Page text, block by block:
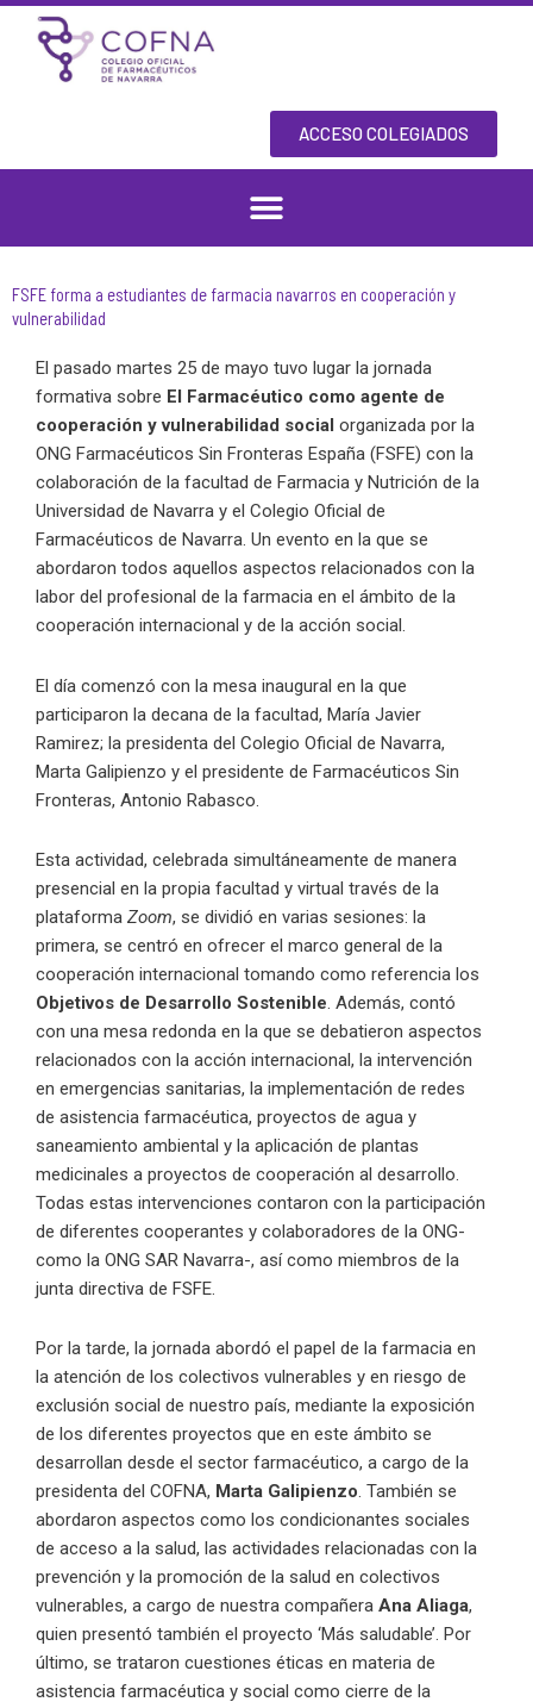
Skip
content
ACCESO COLEGIADOS
FSFE forma a estudiantes de farmacia navarros en cooperación y
vulnerabilidad
El pasado martes 25 de mayo tuvo lugar la jornada
formativa sobre El Farmacéutico como agente de
cooperación y vulnerabilidad social organizada por la
ONG Farmacéuticos Sin Fronteras España (FSFE) con la
colaboración de la facultad de Farmacia y Nutrición de la
Universidad de Navarra y el Colegio Oficial de
Farmacéuticos de Navarra. Un evento en la que se
abordaron todos aquellos aspectos relacionados con la
labor del profesional de la farmacia en el ámbito de la
cooperación internacional y de la acción social.
El día comenzó con la mesa inaugural en la que
participaron la decana de la facultad, María Javier
Ramirez; la presidenta del Colegio Oficial de Navarra,
Marta Galipienzo y el presidente de Farmacéuticos Sin
Fronteras, Antonio Rabasco.
Esta actividad, celebrada simultáneamente de manera
presencial en la propia facultad y virtual través de la
plataforma Zoom, se dividió en varias sesiones: la
primera, se centró en ofrecer el marco general de la
cooperación internacional tomando como referencia los
Objetivos de Desarrollo Sostenible. Además, contó
con una mesa redonda en la que se debatieron aspectos
relacionados con la acción internacional, la intervención
en emergencias sanitarias, la implementación de redes
de asistencia farmacéutica, proyectos de agua y
saneamiento ambiental y la aplicación de plantas
medicinales a proyectos de cooperación al desarrollo.
Todas estas intervenciones contaron con la participación
de diferentes cooperantes y colaboradores de la ONG-
como la ONG SAR Navarra-, así como miembros de la
junta directiva de FSFE.
Por la tarde, la jornada abordó el papel de la farmacia en
la atención de los colectivos vulnerables y en riesgo de
exclusión social de nuestro país, mediante la exposición
de los diferentes proyectos que en este ámbito se
desarrollan desde el sector farmacéutico, a cargo de la
presidenta del COFNA, Marta Galipienzo. También se
abordaron aspectos como los condicionantes sociales
de acceso a la salud, las actividades relacionadas con la
prevención y la promoción de la salud en colectivos
vulnerables, a cargo de nuestra compañera Ana Aliaga,
quien presentó también el proyecto ‘Más saludable’. Por
último, se trataron cuestiones éticas en materia de
asistencia farmacéutica y social como cierre de la